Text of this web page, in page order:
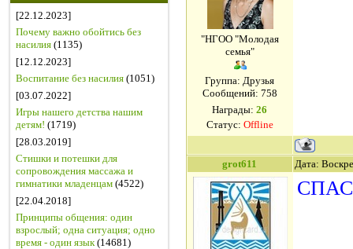
[22.12.2023]
Почему важно обойтись без
насилия (1135)
[12.12.2023]
Воспитание без насилия (1051)
[03.07.2022]
Игры нашего детства нашим
детям! (1719)
[28.03.2019]
Стишки и потешки для
сопровождения массажа и
гимнатики младенцам (4522)
[22.04.2018]
Принципы общения: один
взрослый; одна ситуация; одно
время - один язык(14681)
"НГОО "Молодая
семья"
Группа: Друзья
Сообщений: 758
Награды:26
Статус: Offline
grot611 Дата: